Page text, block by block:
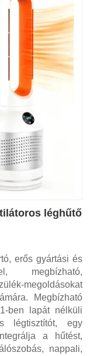
léghűtő
erős gyártási és
megbízható,
megoldásokat
Megbízható
ben lapát nélküli
légtisztítót, egy
a hűtést,
nappali,